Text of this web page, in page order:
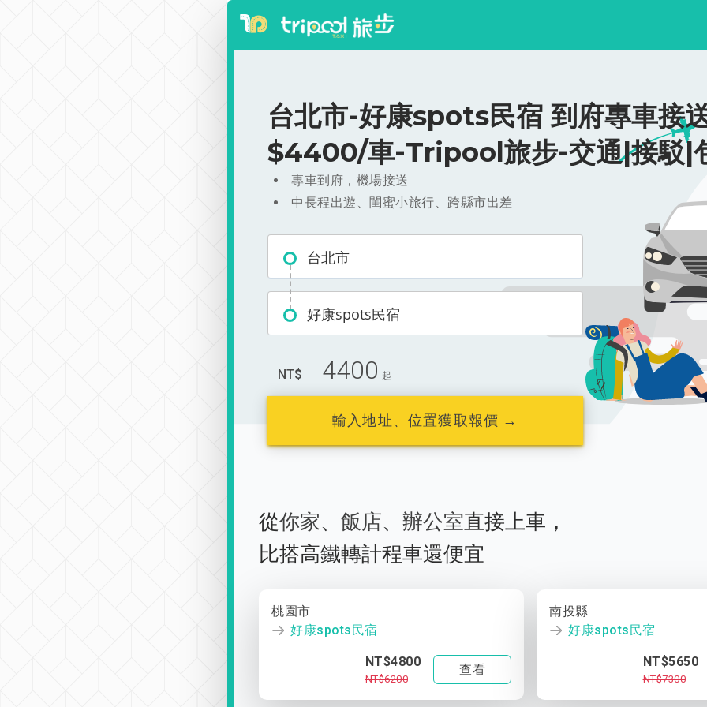
台北市-好康spots民宿 到府專車接
$4400/車-Tripool旅步-交通|接駁|
專車到府，機場接送
中長程出遊、閨蜜小旅行、跨縣市出差
台北市
好康spots民宿
NT$ 4400 起
輸入地址、位置獲取報價 →
從你家、 飯店、 辦公室直接上車，
比搭高鐵轉計程車還便宜
桃園市
好康spots民宿
NT$4800
NT$6200
查看
南投縣
好康spots民宿
NT$5650
NT$7300